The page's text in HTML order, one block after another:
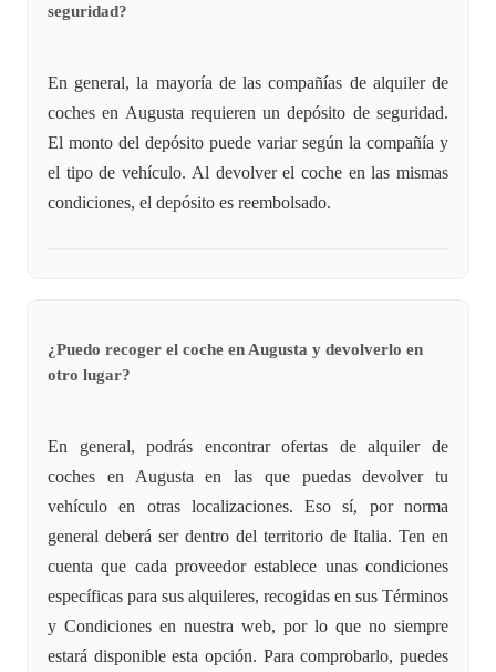
seguridad?
En general, la mayoría de las compañías de alquiler de
coches en Augusta requieren un depósito de seguridad.
El monto del depósito puede variar según la compañía y
el tipo de vehículo. Al devolver el coche en las mismas
condiciones, el depósito es reembolsado.
¿Puedo recoger el coche en Augusta y devolverlo en
otro lugar?
En general, podrás encontrar ofertas de alquiler de
coches en Augusta en las que puedas devolver tu
vehículo en otras localizaciones. Eso sí, por norma
general deberá ser dentro del territorio de Italia. Ten en
cuenta que cada proveedor establece unas condiciones
específicas para sus alquileres, recogidas en sus Términos
y Condiciones en nuestra web, por lo que no siempre
estará disponible esta opción. Para comprobarlo, puedes